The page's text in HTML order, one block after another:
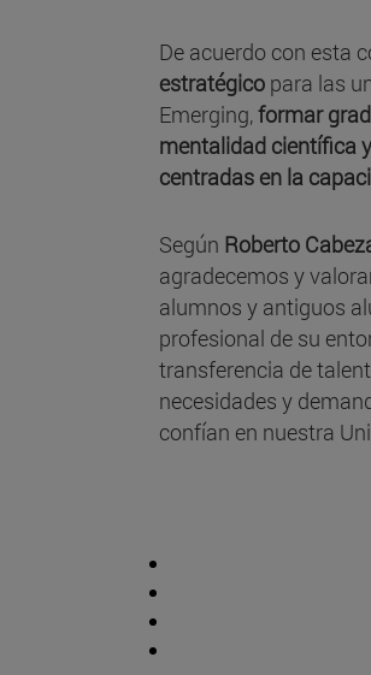
De acuerdo con esta
estratégico para las
Emerging,formar
mentalidad científica
centradas en la
Según Roberto
agradecemos y
alumnos y antiguos
profesional de su
transferencia de
necesidades y
confían en nuestra